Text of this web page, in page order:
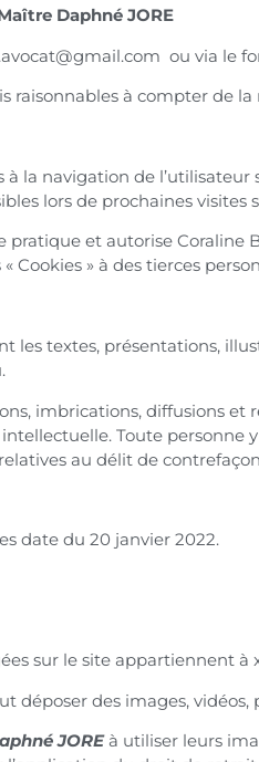
Daphné JORE
ou via le
raisonnables à compter de
la navigation de
lors de prochaines
et autorise Coraline
» à des tierces
les textes, présentations,
imbrications, diffusions
Toute
au délit de
date du 20 janvier 2022.
sur le site appartiennent
déposer des images, vidéos,
JORE à utiliser leurs